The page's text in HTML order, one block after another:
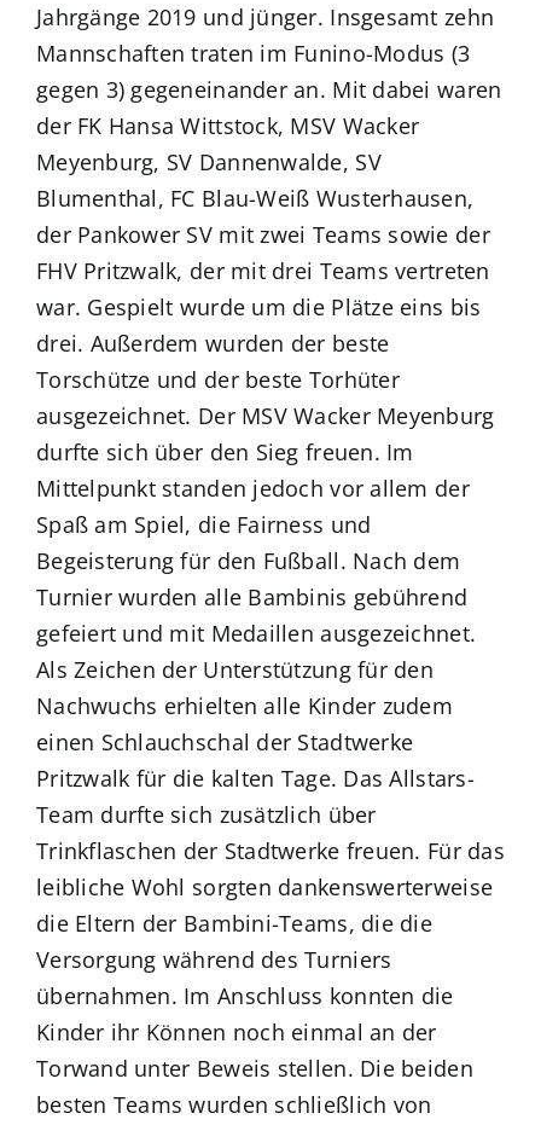
Jahrgänge 2019 und jünger. Insgesamt zehn
Mannschaften traten im Funino-Modus (3
gegen 3) gegeneinander an. Mit dabei waren
der FK Hansa Wittstock, MSV Wacker
Meyenburg, SV Dannenwalde, SV
Blumenthal, FC Blau-Weiß Wusterhausen,
der Pankower SV mit zwei Teams sowie der
FHV Pritzwalk, der mit drei Teams vertreten
war. Gespielt wurde um die Plätze eins bis
drei. Außerdem wurden der beste
Torschütze und der beste Torhüter
ausgezeichnet. Der MSV Wacker Meyenburg
durfte sich über den Sieg freuen. Im
Mittelpunkt standen jedoch vor allem der
Spaß am Spiel, die Fairness und
Begeisterung für den Fußball. Nach dem
Turnier wurden alle Bambinis gebührend
gefeiert und mit Medaillen ausgezeichnet.
Als Zeichen der Unterstützung für den
Nachwuchs erhielten alle Kinder zudem
einen Schlauchschal der Stadtwerke
Pritzwalk für die kalten Tage. Das Allstars-
Team durfte sich zusätzlich über
Trinkflaschen der Stadtwerke freuen. Für das
leibliche Wohl sorgten dankenswerterweise
die Eltern der Bambini-Teams, die die
Versorgung während des Turniers
übernahmen. Im Anschluss konnten die
Kinder ihr Können noch einmal an der
Torwand unter Beweis stellen. Die beiden
besten Teams wurden schließlich von